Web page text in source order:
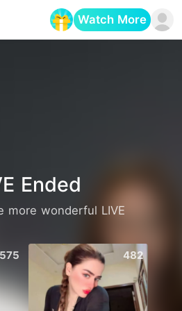
Watch More
Ended
more wonderful LIVE
575 482